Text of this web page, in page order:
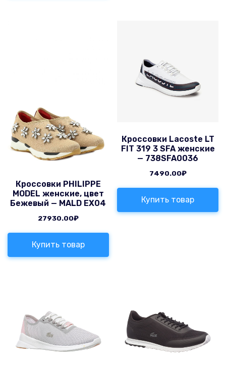
Кроссовки PHILIPPE
MODEL женские, цвет
Бежевый — MALD EX04
27930.00₽
Купить товар
Кроссовки Lacoste LT
FIT 319 3 SFA женские
— 738SFA0036
7490.00₽
Купить товар